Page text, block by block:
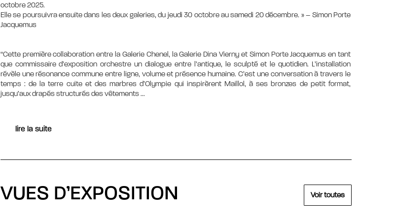
octobre 2025.
Elle se poursuivra ensuite dans les deux galeries, du jeudi 30 octobre au samedi 20 décembre. » – Simon Porte
Jacquemus
“Cette première collaboration entre la Galerie Chenel, la Galerie Dina Vierny et Simon Porte Jacquemus en tant
que commissaire d’exposition orchestre un dialogue entre l’antique, le sculpté et le quotidien. L’installation
révèle une résonance commune entre ligne, volume et présence humaine. C’est une conversation à travers le
temps : de la terre cuite et des marbres d’Olympie qui inspirèrent Maillol, à ses bronzes de petit format,
jusqu’aux drapés structurés des vêtements...
lire la suite
VUES D’EXPOSITION Voir toutes